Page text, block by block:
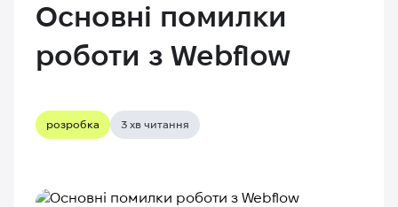
Основні помилки
роботи з Webflow
розробка 3 хв читання